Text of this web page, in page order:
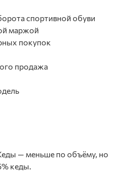
спортивной обуви
маржой
покупок
продажа
— меньше по объёму, но
кеды.